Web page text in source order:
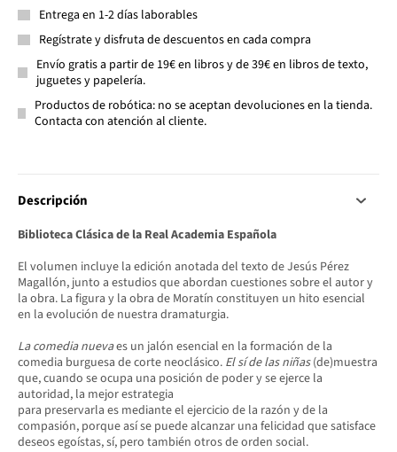
Entrega en 1-2 días laborables
Regístrate y disfruta de descuentos en cada compra
Envío gratis a partir de 19€ en libros y de 39€ en libros de texto,
juguetes y papelería.
Productos de robótica: no se aceptan devoluciones en la tienda.
Contacta con atención al cliente.
Descripción
Biblioteca Clásica de la Real Academia Española
El volumen incluye la edición anotada del texto de Jesús Pérez
Magallón, junto a estudios que abordan cuestiones sobre el autor y
la obra. La figura y la obra de Moratín constituyen un hito esencial
en la evolución de nuestra dramaturgia.
La comedia nuevaes un jalón esencial en la formación de la
comedia burguesa de corte neoclásico. El sí de las niñas(de)muestra
que, cuando se ocupa una posición de poder y se ejerce la
autoridad, la mejor estrategia
para preservarla es mediante el ejercicio de la razón y de la
compasión, porque así se puede alcanzar una felicidad que satisface
deseos egoístas, sí, pero también otros de orden social.